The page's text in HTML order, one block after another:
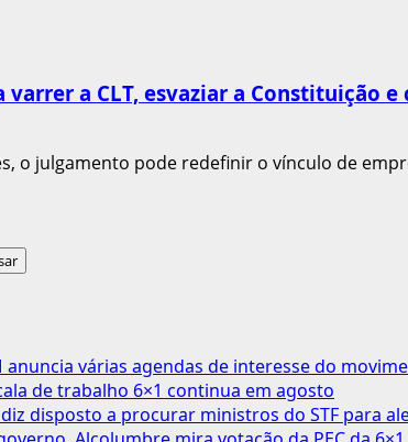
varrer a CLT, esvaziar a Constituição
o julgamento pode redefinir o vínculo de
anuncia várias agendas de interesse do
de trabalho 6×1 continua em agosto
disposto a procurar ministros do STF para